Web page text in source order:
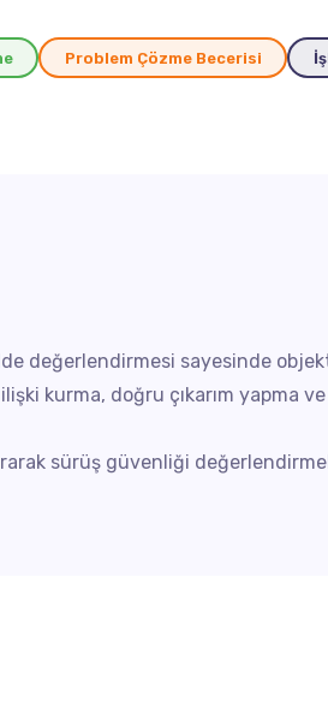
Problem Çözme Becerisi
değerlendirmesi sayesinde
kurma, doğru çıkarım yapma
sürüş güvenliği